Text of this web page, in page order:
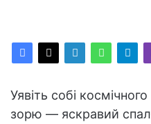
Уявіть собі
зорю — яскравий